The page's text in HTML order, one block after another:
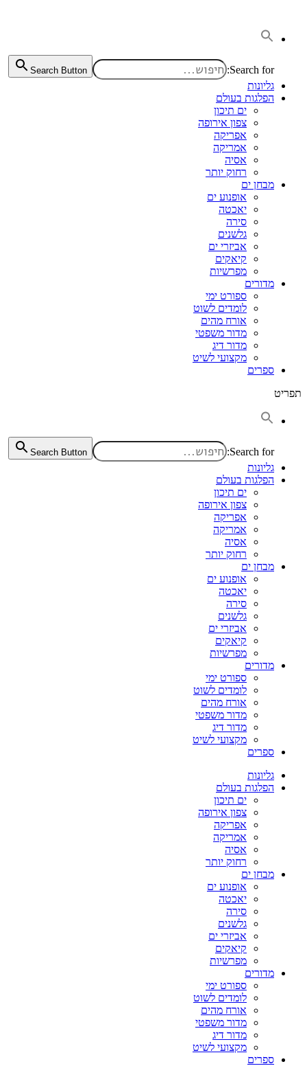
Search for:
Search Button
גליונות
הפלגות בעולם
ים תיכון
צפון אירופה
אפריקה
אמריקה
אסיה
רחוק יותר
מבחן ים
אופנוע ים
יאכטה
סירה
גלשנים
אביזרי ים
קיאקים
מפרשיות
מדורים
ספורט ימי
לומדים לשוט
אורח מהים
מדור משפטי
מדור דיג
מקצועי לשיט
ספרים
תפריט
Search for:
Search Button
גליונות
הפלגות בעולם
ים תיכון
צפון אירופה
אפריקה
אמריקה
אסיה
רחוק יותר
מבחן ים
אופנוע ים
יאכטה
סירה
גלשנים
אביזרי ים
קיאקים
מפרשיות
מדורים
ספורט ימי
לומדים לשוט
אורח מהים
מדור משפטי
מדור דיג
מקצועי לשיט
ספרים
גליונות
הפלגות בעולם
ים תיכון
צפון אירופה
אפריקה
אמריקה
אסיה
רחוק יותר
מבחן ים
אופנוע ים
יאכטה
סירה
גלשנים
אביזרי ים
קיאקים
מפרשיות
מדורים
ספורט ימי
לומדים לשוט
אורח מהים
מדור משפטי
מדור דיג
מקצועי לשיט
ספרים